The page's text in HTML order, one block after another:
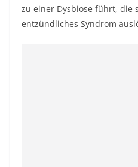
zu einer Dysbiose führt, die
entzündliches Syndrom